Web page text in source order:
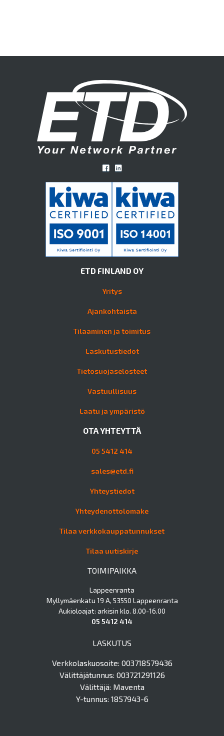
ETD FINLAND OY
Yritys
Ajankohtaista
Tilaaminen ja toimitus
Laskutustiedot
Tietosuojaselosteet
Vastuullisuus
Laatu ja ympäristö
OTA YHTEYTTÄ
05 5412 414
sales@etd.fi
Yhteystiedot
Yhteydenottolomake
Tilaa verkkokauppatunnukset
Tilaa uutiskirje
TOIMIPAIKKA
Lappeenranta
Myllymäenkatu 19 A, 53550 Lappeenranta
Aukioloajat: arkisin klo. 8.00-16.00
05 5412 414
LASKUTUS
Verkkolaskuosoite: 003718579436
Välittäjätunnus: 003721291126
Välittäjä: Maventa
Y-tunnus: 1857943-6